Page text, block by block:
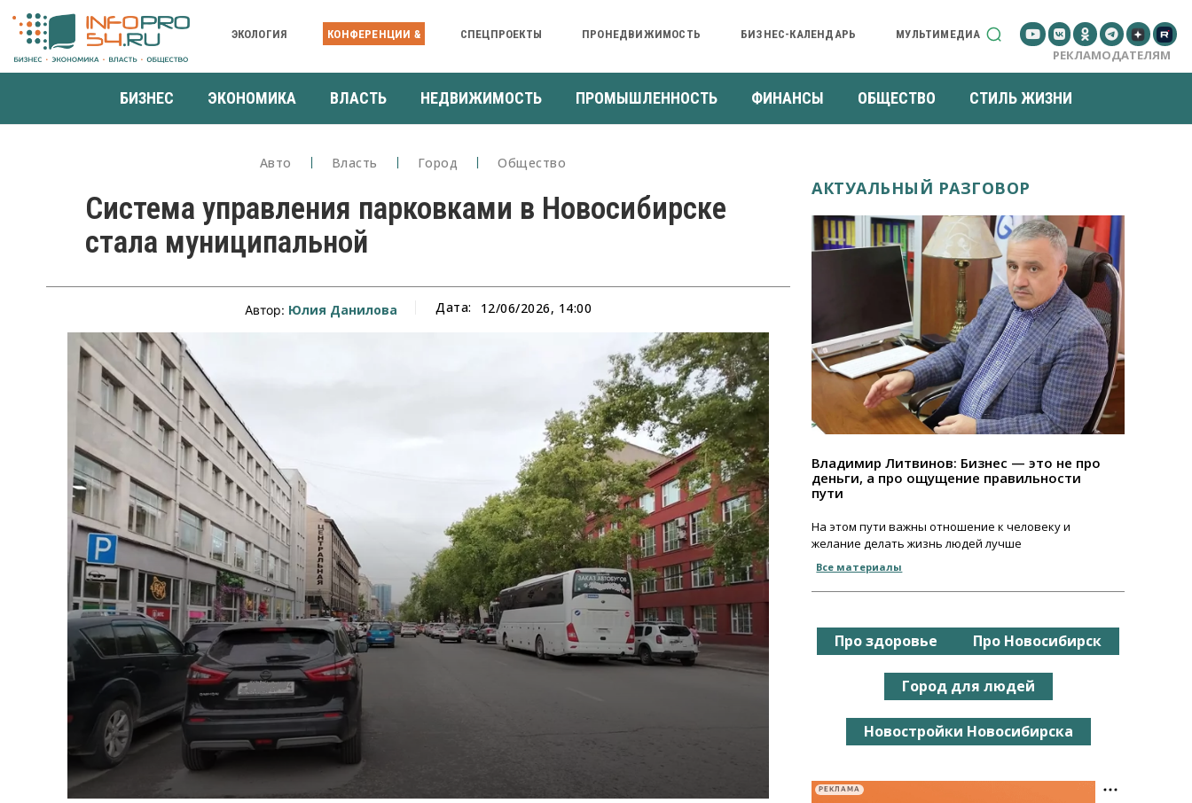
ЭКОЛОГИЯ КОНФЕРЕНЦИИ & СПЕЦПРОЕКТЫ ПРОНЕДВИЖИМОСТЬ БИЗНЕС-КАЛЕНДАРЬ МУЛЬТИМЕДИА
РЕКЛАМОДАТЕЛЯМ
БИЗНЕС ЭКОНОМИКА ВЛАСТЬ НЕДВИЖИМОСТЬ ПРОМЫШЛЕННОСТЬ ФИНАНСЫ ОБЩЕСТВО СТИЛЬ ЖИЗНИ
Авто Власть Город Общество
Система управления парковками в Новосибирске
стала муниципальной
Автор: Юлия Данилова Дата: 12/06/2026, 14:00
АКТУАЛЬНЫЙ РАЗГОВОР
Владимир Литвинов: Бизнес — это не про
деньги, а про ощущение правильности
пути
На этом пути важны отношение к человеку и
желание делать жизнь людей лучше
Все материалы
Про здоровье Про Новосибирск
Город для людей
Новостройки Новосибирска
РЕКЛАМА